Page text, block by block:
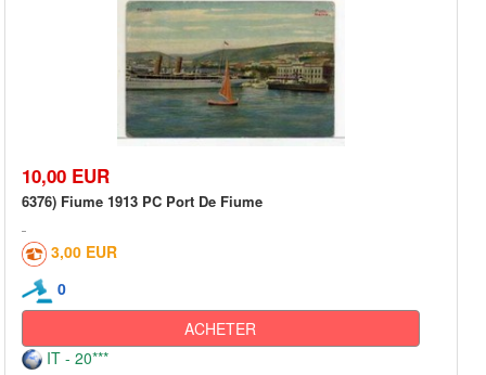
10,00 EUR
6376) Fiume 1913 PC Port De Fiume
3,00 EUR
0
ACHETER
IT - 20***